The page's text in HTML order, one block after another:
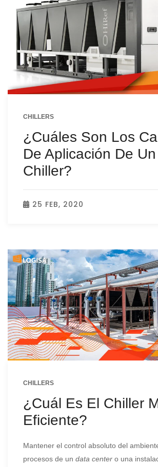
CHILLERS
¿Cuáles Son Los
De Aplicación De Un
Chiller?
25 FEB, 2020
CHILLERS
¿Cuál Es El Chiller
Eficiente?
Mantener el control absoluto del
procesos de un data center o una